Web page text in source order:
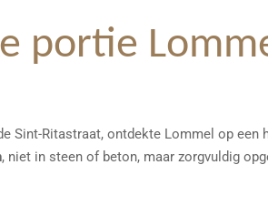
portie
Sint-Ritastraat, ontdekte Lommel op een
, niet in steen of beton, maar zorgvuldig